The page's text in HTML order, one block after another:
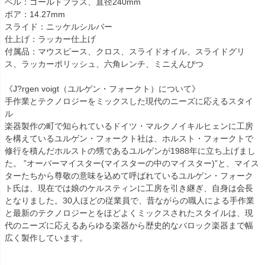
ボア：14.27mm
スライド：ニッケルシルバー
仕上げ：ラッカー仕上げ
付属品：マウスピース、クロス、スライドオイル、スライドグリ
ス、ラッカーポリッシュ、六角レンチ、ミニえんぴつ
《J?rgen voigt（ユルゲン・フォークト）について》
手作業とテクノロジーをミックスした現代のニーズに応えるスタイ
ル
楽器製作の町で知られているドイツ・マルクノイキルヒェンに工房
を構えているユルゲン・フォークト社は、ホルスト・フォークトで
修行を積んだホルストの甥であるユルゲンが1988年に立ち上げまし
た。 ”オーバーマイスター(マイスターの中のマイスター)”と、マイス
ターたちから尊敬の意味を込めて呼ばれているユルゲン・フォーク
ト氏は、現在では娘のケルスティンに工房を引き継ぎ、自身は会長
となりました。30人ほどの従業員で、昔ながらの職人による手作業
と最新のテクノロジーとをほどよくミックスされたスタイルは、現
代のニーズに応えるあらゆる楽器から歴史的なバロック楽器まで幅
広く製作しています。